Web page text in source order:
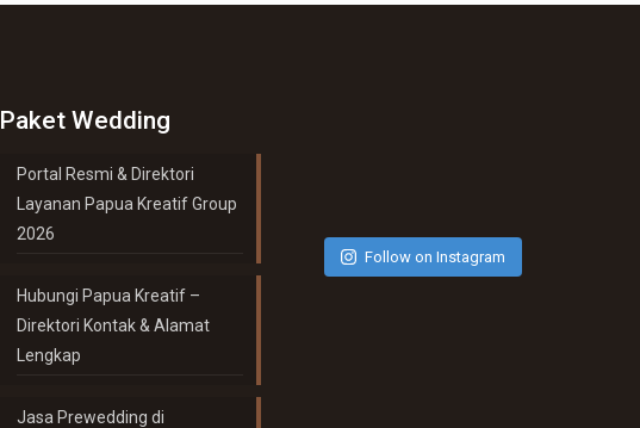
Paket Wedding
Portal Resmi & Direktori
Layanan Papua Kreatif Group
2026
Hubungi Papua Kreatif –
Direktori Kontak & Alamat
Lengkap
Jasa Prewedding di
Follow on Instagram